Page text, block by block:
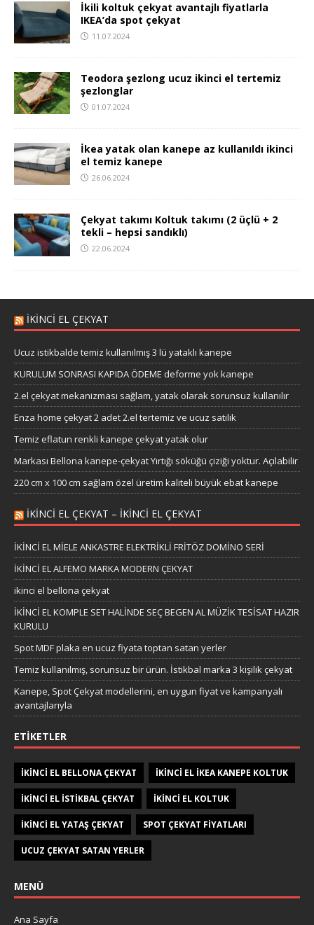
İkili koltuk çekyat avantajlı fiyatlarla
IKEA’da spot çekyat
11.07.2024
Teodora şezlong ucuz ikinci el tertemiz
şezlonglar
01.07.2024
İkea yatak olan kanepe az kullanıldı ikinci
el temiz kanepe
26.06.2024
Çekyat takımı Koltuk takımı (2 üçlü + 2
tekli – hepsi sandıklı)
22.06.2024
IKINCI EL ÇEKYAT
Ucuz istikbalde temiz kullanılmış 3 lü yataklı kanepe
KURULUM SONRASI KAPIDA ÖDEME deforme yok kanepe
2.el çekyat mekanizması sağlam, yatak olarak sorunsuz kullanılır
Enza home çekyat 2 adet 2.el tertemiz ve ucuz satılık
Temiz eflatun renkli kanepe çekyat yatak olur
Markası Bellona kanepe-çekyat Yırtığı söküğü çiziği yoktur. Açılabilir
220 cm x 100 cm sağlam özel üretim kaliteli büyük ebat kanepe
IKINCI EL ÇEKYAT – IKINCI EL ÇEKYAT
İKİNCİ EL MİELE ANKASTRE ELEKTRİKLİ FRİTÖZ DOMİNO SERİ
İKİNCİ EL ALFEMO MARKA MODERN ÇEKYAT
ikinci el bellona çekyat
İKİNCİ EL KOMPLE SET HALİNDE SEÇ BEGEN AL MÜZİK TESİSAT HAZIR
KURULU
Spot MDF plaka en ucuz fiyata toptan satan yerler
Temiz kullanılmış, sorunsuz bir ürün. İstikbal marka 3 kişilik çekyat
Kanepe, Spot Çekyat modellerini, en uygun fiyat ve kampanyalı
avantajlarıyla
ETIKETLER
IKINCI EL BELLONA ÇEKYAT IKINCI EL IKEA KANEPE KOLTUK
IKINCI EL ISTIKBAL ÇEKYAT IKINCI EL KOLTUK
IKINCI EL YATAŞ ÇEKYAT SPOT ÇEKYAT FIYATLARI
UCUZ ÇEKYAT SATAN YERLER
MENÜ
Ana Sayfa